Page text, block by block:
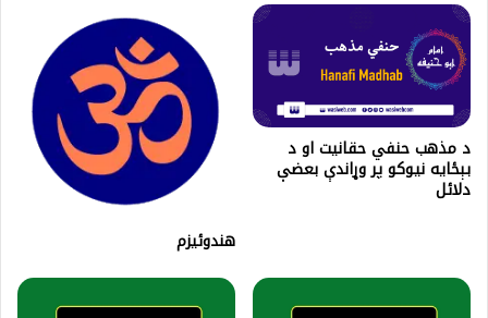
د مذهب حنفي حقانیت او د
بېځایه نیوکو پر وړاندې بعضې
دلائل
هندوئیزم